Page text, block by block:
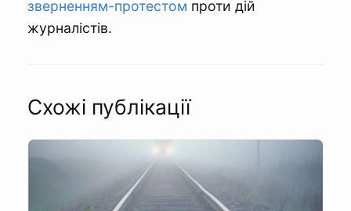
зверненням-протестом проти дій
журналістів.
Схожі публікації